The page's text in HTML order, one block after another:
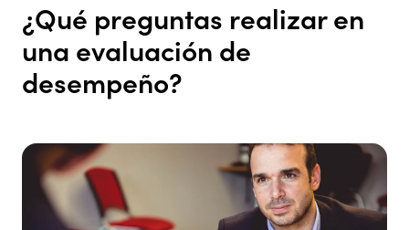
¿Qué preguntas realizar en
una evaluación de
desempeño?